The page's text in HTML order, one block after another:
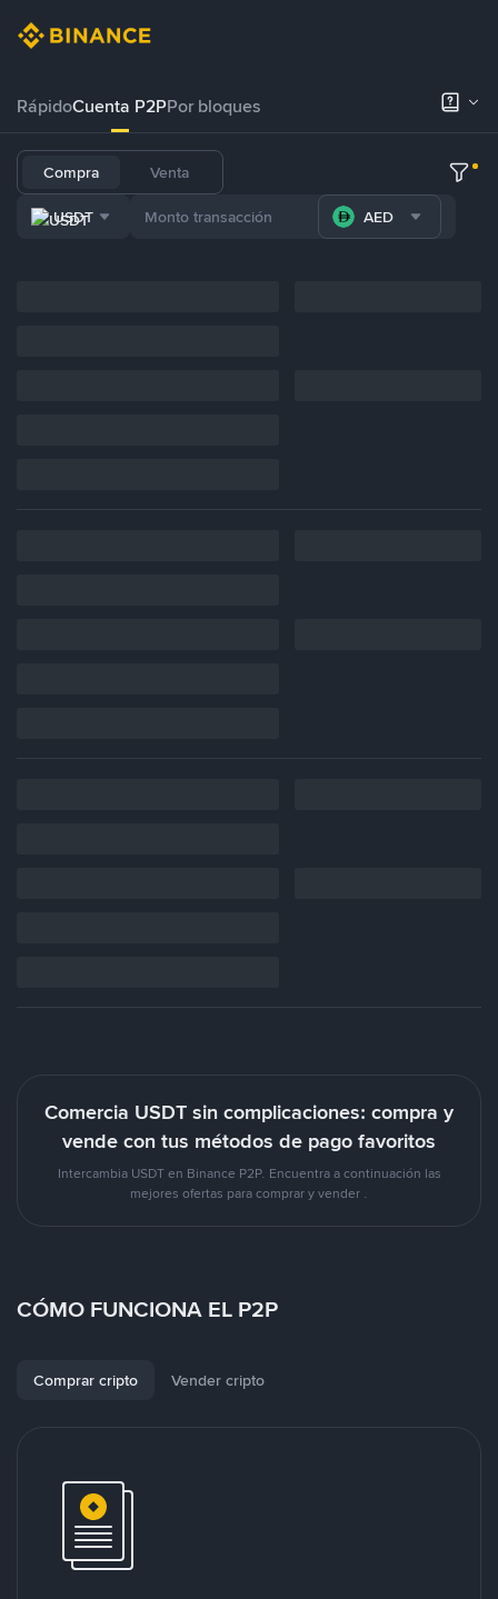
RápidoCuenta P2PPor bloques
Compra Venta
USDT AED
Comercia USDT sin complicaciones: compra y
vende con tus métodos de pago favoritos
Intercambia USDT en Binance P2P. Encuentra a continuación las
mejores ofertas para comprar y vender .
CÓMO FUNCIONA EL P2P
Comprar cripto Vender cripto